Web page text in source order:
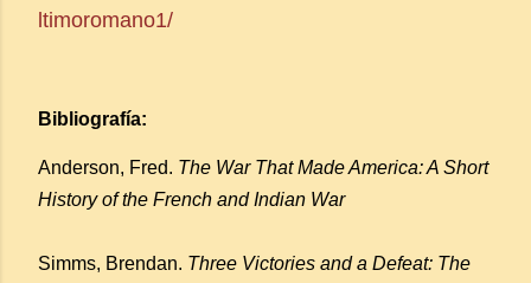
ltimoromano1/
Bibliografía:
Anderson, Fred. The War That Made America: A Short
History of the French and Indian War
Simms, Brendan. Three Victories and a Defeat: The